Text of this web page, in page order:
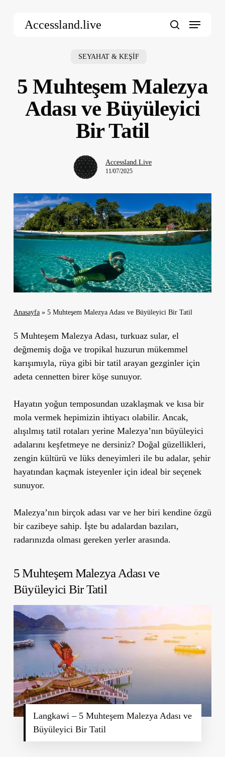
Accessland.live Menu
SEYAHAT & KEŞİF
5 Muhteşem Malezya
Adası ve Büyüleyici
Bir Tatil
Accessland.Live
11/07/2025
Anasayfa» 5 Muhteşem Malezya Adası ve Büyüleyici Bir Tatil
5 Muhteşem Malezya Adası, turkuaz sular, el
değmemiş doğa ve tropikal huzurun mükemmel
karışımıyla, rüya gibi bir tatil arayan gezginler için
adeta cennetten birer köşe sunuyor.
Hayatın yoğun temposundan uzaklaşmak ve kısa bir
mola vermek hepimizin ihtiyacı olabilir. Ancak,
alışılmış tatil rotaları yerine Malezya’nın büyüleyici
adalarını keşfetmeye ne dersiniz? Doğal güzellikleri,
zengin kültürü ve lüks deneyimleri ile bu adalar, şehir
hayatından kaçmak isteyenler için ideal bir seçenek
sunuyor.
Malezya’nın birçok adası var ve her biri kendine özgü
bir cazibeye sahip. İşte bu adalardan bazıları,
radarınızda olması gereken yerler arasında.
5 Muhteşem Malezya Adası ve
Büyüleyici Bir Tatil
Langkawi – 5 Muhteşem Malezya Adası ve
Büyüleyici Bir Tatil